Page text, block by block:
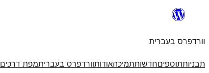
וורדפרס בעברית
תבניותתוספיםחדשותתמיכהאודותוורדפרס בעבריתמפת דרכים